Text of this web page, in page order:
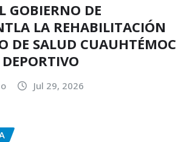
GOBIERNO DE
LA REHABILITACIÓN
DE SALUD CUAUHTÉMOC
Jul 29, 2026